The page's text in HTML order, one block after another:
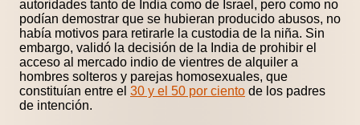
autoridades tanto de India como de Israel, pero como no
podían demostrar que se hubieran producido abusos, no
había motivos para retirarle la custodia de la niña. Sin
embargo, validó la decisión de la India de prohibir el
acceso al mercado indio de vientres de alquiler a
hombres solteros y parejas homosexuales, que
constituían entre el 30 y el 50 por ciento de los padres
de intención.